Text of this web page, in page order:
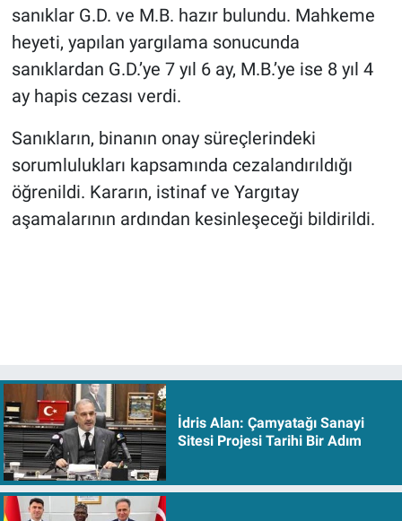
sanıklar G.D. ve M.B. hazır bulundu. Mahkeme
heyeti, yapılan yargılama sonucunda
sanıklardan G.D.’ye 7 yıl 6 ay, M.B.’ye ise 8 yıl 4
ay hapis cezası verdi.
Sanıkların, binanın onay süreçlerindeki
sorumlulukları kapsamında cezalandırıldığı
öğrenildi. Kararın, istinaf ve Yargıtay
aşamalarının ardından kesinleşeceği bildirildi.
İdris Alan: Çamyatağı Sanayi
Sitesi Projesi Tarihi Bir Adım